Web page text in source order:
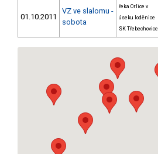
01.10.2011
VZ ve slalomu -
sobota
řeka Orlice v
úseku loděnice
SK Třebechovice